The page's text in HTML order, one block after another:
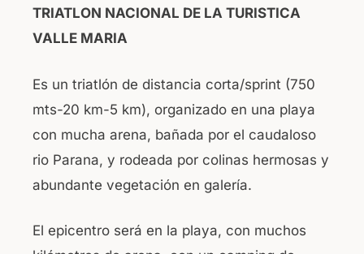
TRIATLON NACIONAL DE LA TURISTICA
VALLE MARIA
Es un triatlón de distancia corta/sprint (750
mts-20 km-5 km), organizado en una playa
con mucha arena, bañada por el caudaloso
rio Parana, y rodeada por colinas hermosas y
abundante vegetación en galería.
El epicentro será en la playa, con muchos